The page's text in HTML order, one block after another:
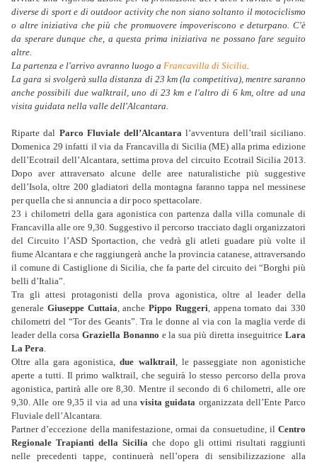
diverse di sport e di outdoor activity che non siano soltanto il motociclismo
o altre iniziativa che più che promuovere impoveriscono e deturpano. C'è
da sperare dunque che, a questa prima iniziativa ne possano fare seguito
altre.
La partenza e l'arrivo avranno luogo a Francavilla di Sicilia.
La gara si svolgerà sulla distanza di 23 km (la competitiva), mentre saranno
anche possibili due walktrail, uno di 23 km e l'altro di 6 km, oltre ad una
visita guidata nella valle dell'Alcantara.
Riparte dal Parco Fluviale dell’Alcantara l’avventura dell’trail siciliano.
Domenica 29 infatti il via da Francavilla di Sicilia (ME) alla prima edizione
dell’Ecotrail dell’Alcantara, settima prova del circuito Ecotrail Sicilia 2013.
Dopo aver attraversato alcune delle aree naturalistiche più suggestive
dell’Isola, oltre 200 gladiatori della montagna faranno tappa nel messinese
per quella che si annuncia a dir poco spettacolare.
23 i chilometri della gara agonistica con partenza dalla villa comunale di
Francavilla alle ore 9,30. Suggestivo il percorso tracciato dagli organizzatori
del Circuito l’ASD Sportaction, che vedrà gli atleti guadare più volte il
fiume Alcantara e che raggiungerà anche la provincia catanese, attraversando
il comune di Castiglione di Sicilia, che fa parte del circuito dei “Borghi più
belli d’Italia”.
Tra gli attesi protagonisti della prova agonistica, oltre al leader della
generale Giuseppe Cuttaia, anchePippo Ruggeri, appena tornato dai 330
chilometri del “Tor des Geants”. Tra le donne al via con la maglia verde di
leader della corsa Graziella Bonanno e la sua più diretta inseguitriceLara
La Pera.
Oltre alla gara agonistica,due walktrail, le passeggiate non agonistiche
aperte a tutti. Il primo walktrail, che seguirà lo stesso percorso della prova
agonistica, partirà alle ore 8,30. Mentre il secondo di 6 chilometri, alle ore
9,30. Alle ore 9,35 il via ad una visita guidata organizzata dell’Ente Parco
Fluviale dell’Alcantara.
Partner d’eccezione della manifestazione, ormai da consuetudine, il Centro
Regionale Trapianti della Sicilia che dopo gli ottimi risultati raggiunti
nelle precedenti tappe, continuerà nell’opera di sensibilizzazione alla